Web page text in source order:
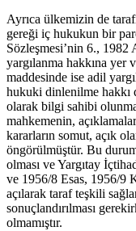
Ayrıca ülkemizin de
gereği iç hukukun bir
Sözleşmesi’nin 6., 1982
yargılanma hakkına yer
maddesinde ise adil
hukuki dinlenilme hakkı
olarak bilgi sahibi
mahkemenin,
kararların somut, açık
öngörülmüştür. Bu
olması ve Yargıtay
ve 1956/8 Esas, 1956/9
açılarak taraf teşkili
sonuçlandırılması
olmamıştır.